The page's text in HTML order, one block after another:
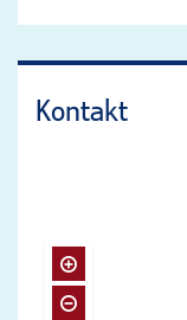
Kontakt